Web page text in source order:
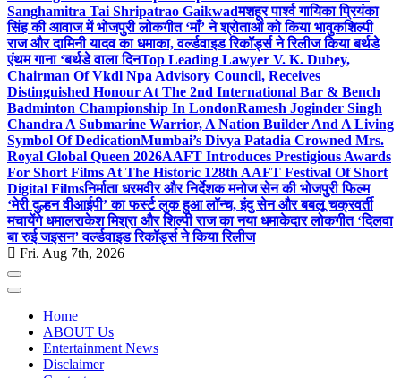
Sanghamitra Tai Shripatrao Gaikwadमशहूर पार्श्व गायिका प्रियंका
सिंह की आवाज में भोजपुरी लोकगीत ‘माँ’ ने श्रोताओं को किया भावुकशिल्पी
राज और दामिनी यादव का धमाका, वर्ल्डवाइड रिकॉर्ड्स ने रिलीज किया बर्थडे
एंथम गाना ‘बर्थडे वाला दिनTop Leading Lawyer V. K. Dubey,
Chairman Of Vkdl Npa Advisory Council, Receives
Distinguished Honour At The 2nd International Bar & Bench
Badminton Championship In LondonRamesh Joginder Singh
Chandra A Submarine Warrior, A Nation Builder And A Living
Symbol Of DedicationMumbai’s Divya Patadia Crowned Mrs.
Royal Global Queen 2026AAFT Introduces Prestigious Awards
For Short Films At The Historic 128th AAFT Festival Of Short
Digital Filmsनिर्माता धरमवीर और निर्देशक मनोज सेन की भोजपुरी फिल्म
‘मेरी दुल्हन वीआईपी’ का फर्स्ट लुक हुआ लॉन्च, इंदु सेन और बबलू चक्रवर्ती
मचायेंगे धमालराकेश मिश्रा और शिल्पी राज का नया धमाकेदार लोकगीत ‘दिलवा
बा रुई जइसन’ वर्ल्डवाइड रिकॉर्ड्स ने किया रिलीज
Fri. Aug 7th, 2026
Home
ABOUT Us
Entertainment News
Disclaimer